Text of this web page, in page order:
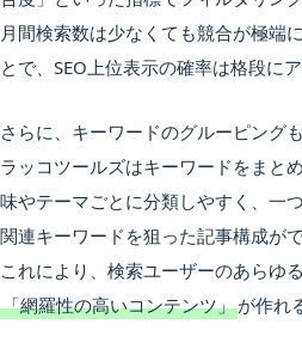
月間検索数は少なくても競合が極端
とで、SEO上位表示の確率は格段にア
さらに、キーワードのグルーピング
ラッコツールズはキーワードをまと
味やテーマごとに分類しやすく、一
関連キーワードを狙った記事構成が
これにより、検索ユーザーのあらゆ
「網羅性の高いコンテンツ」が作れ